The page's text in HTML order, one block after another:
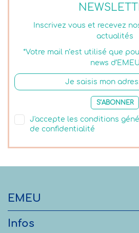
Inscrivez vous et recevez
actualités
*Votre mail n’est utilisé que
news d’EMEU
S’ABONNER
J'accepte les conditions
de confidentialité
EMEU
Infos